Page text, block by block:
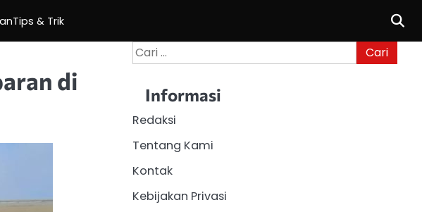
Tips & Trik
di
Cari
untuk:
Informasi
Redaksi
Tentang Kami
Kontak
Kebijakan Privasi